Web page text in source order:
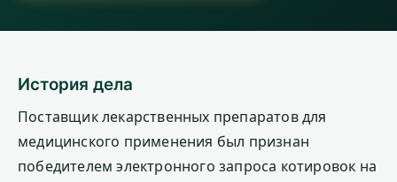
История дела
Поставщик лекарственных препаратов для
медицинского применения был признан
победителем электронного запроса котировок на